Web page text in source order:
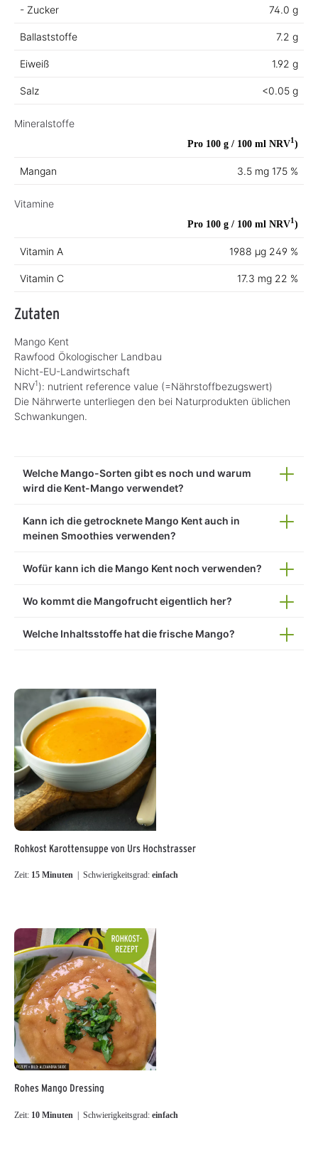
- Zucker
74.0 g
Ballaststoffe 7.2 g
Eiweiß 1.92 g
Salz <0.05 g
Mineralstoffe
Pro 100 g / 100 ml NRV1)
Mangan 3.5 mg 175 %
Vitamine
Pro 100 g / 100 ml NRV1)
Vitamin A 1988 µg 249 %
Vitamin C 17.3 mg 22 %
Zutaten
Mango Kent
Rawfood Ökologischer Landbau
Nicht-EU-Landwirtschaft
NRV1 ): nutrient reference value (=Nährstoffbezugswert)
Die Nährwerte unterliegen den bei Naturprodukten üblichen
Schwankungen.
Welche Mango-Sorten gibt es noch und warum
wird die Kent-Mango verwendet?
Kann ich die getrocknete Mango Kent auch in
meinen Smoothies verwenden?
Wofür kann ich die Mango Kent noch verwenden?
Wo kommt die Mangofrucht eigentlich her?
Welche Inhaltsstoffe hat die frische Mango?
Rohkost Karottensuppe von Urs Hochstrasser
Zeit: 15 Minuten | Schwierigkeitsgrad: einfach
Rohes Mango Dressing
Zeit: 10 Minuten | Schwierigkeitsgrad: einfach